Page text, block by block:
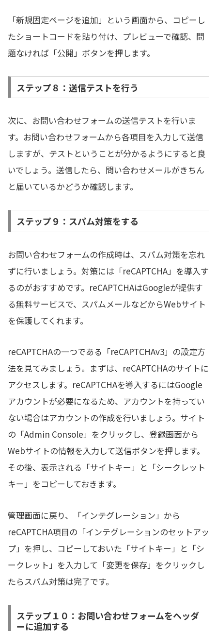
「新規固定ページを追加」という画面から、コピーし
たショートコードを貼り付け、プレビューで確認、問
題なければ「公開」ボタンを押します。
ステップ８：送信テストを行う
次に、お問い合わせフォームの送信テストを行いま
す。お問い合わせフォームから各項目を入力して送信
しますが、テストということが分かるようにすると良
いでしょう。送信したら、問い合わせメールがきちん
と届いているかどうか確認します。
ステップ９：スパム対策をする
お問い合わせフォームの作成時は、スパム対策を忘れ
ずに行いましょう。対策には「reCAPTCHA」を導入す
るのがおすすめです。reCAPTCHAはGoogleが提供す
る無料サービスで、スパムメールなどからWebサイト
を保護してくれます。
reCAPTCHAの一つである「reCAPTCHAv3」の設定方
法を見てみましょう。まずは、reCAPTCHAのサイトに
アクセスします。reCAPTCHAを導入するにはGoogle
アカウントが必要になるため、アカウントを持ってい
ない場合はアカウントの作成を行いましょう。サイト
の「Admin Console」をクリックし、登録画面から
Webサイトの情報を入力して送信ボタンを押します。
その後、表示される「サイトキー」と「シークレット
キー」をコピーしておきます。
管理画面に戻り、「インテグレーション」から
reCAPTCHA項目の「インテグレーションのセットアッ
プ」を押し、コピーしておいた「サイトキー」と「シ
ークレット」を入力して「変更を保存」をクリックし
たらスパム対策は完了です。
ステップ１０：お問い合わせフォームをヘッダ
ーに追加する